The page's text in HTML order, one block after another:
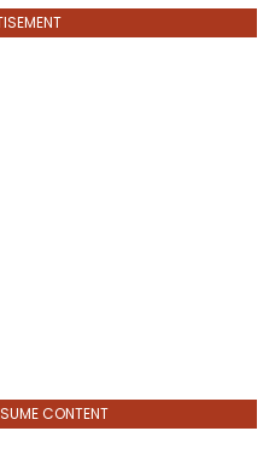
CONTENT